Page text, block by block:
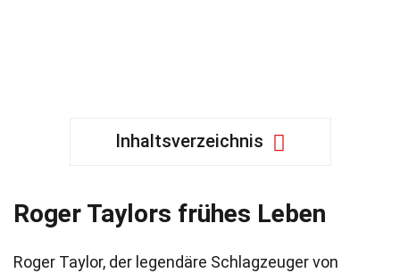
Inhaltsverzeichnis
Roger Taylors frühes Leben
Roger Taylor, der legendäre Schlagzeuger von